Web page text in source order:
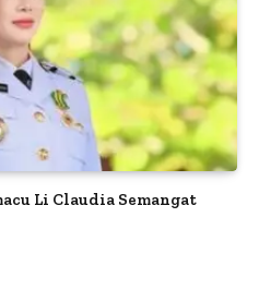
Li Claudia Semangat